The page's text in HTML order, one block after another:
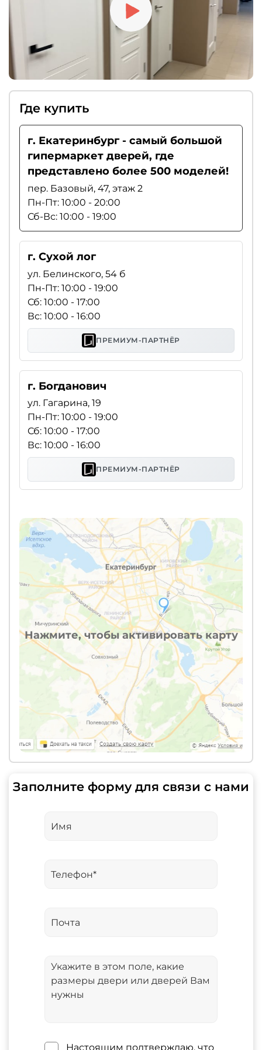
Нажмите, чтобы активировать карту
Где купить
г. Екатеринбург - самый большой
гипермаркет дверей, где
представлено более 500 моделей!
пер. Базовый, 47, этаж 2
Пн-Пт: 10:00 - 20:00
Сб-Вс: 10:00 - 19:00
г. Сухой лог
ул. Белинского, 54 б
Пн-Пт: 10:00 - 19:00
Сб: 10:00 - 17:00
Вс: 10:00 - 16:00
ПРЕМИУМ-ПАРТНЁР
г. Богданович
ул. Гагарина, 19
Пн-Пт: 10:00 - 19:00
Сб: 10:00 - 17:00
Вс: 10:00 - 16:00
ПРЕМИУМ-ПАРТНЁР
Заполните форму для связи с нами
Настоящим подтверждаю, что